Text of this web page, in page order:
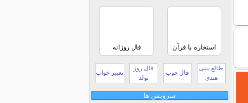
استخاره با قرآن فال روزانه
طالع بینی
هندی
فال چوب
فال روز
تولد
تعبیر خواب
سرویس ها